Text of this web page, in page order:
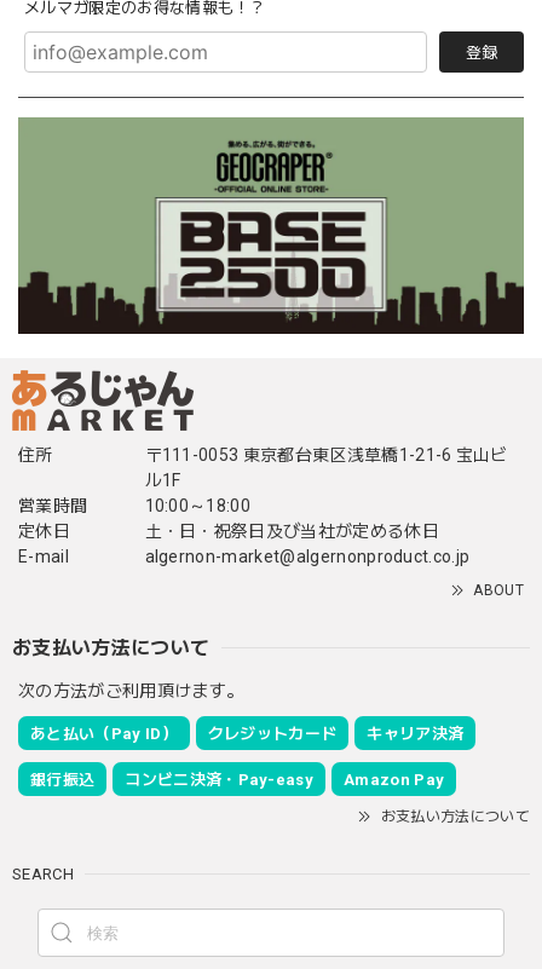
メルマガ限定のお得な情報も！？
登録
住所
〒111-0053 東京都台東区浅草橋1-21-6 宝山ビ
ル1F
営業時間
10:00～18:00
定休日
土・日・祝祭日及び当社が定める休日
E-mail
algernon-market@algernonproduct.co.jp
ABOUT
お支払い方法について
次の方法がご利用頂けます。
あと払い（Pay ID） クレジットカード キャリア決済
銀行振込 コンビニ決済・Pay-easy Amazon Pay
お支払い方法について
SEARCH